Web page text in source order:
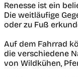
Renesse ist ein
Die weitläufige
oder zu Fuß
Auf dem Fahrrad
die verschiedene
von Wildkühen,